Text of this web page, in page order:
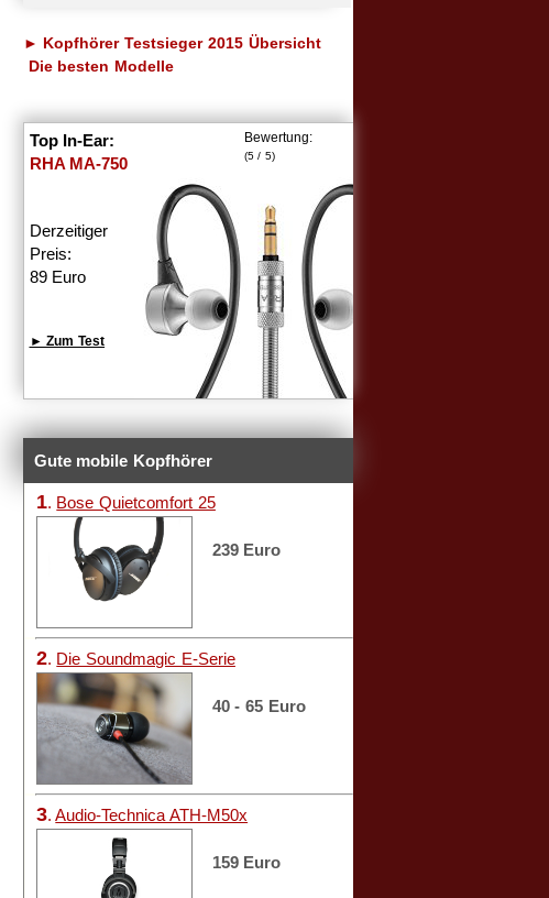
► Kopfhörer Testsieger 2015 Übersicht
Die besten Modelle
Top In-Ear:
RHA MA-750
Bewertung:
(5 / 5)
Derzeitiger
Preis:
89 Euro
► Zum Test
Gute mobile Kopfhörer
1. Bose Quietcomfort 25
239 Euro
2. Die Soundmagic E-Serie
40 - 65 Euro
3.Audio-Technica ATH-M50x
159 Euro